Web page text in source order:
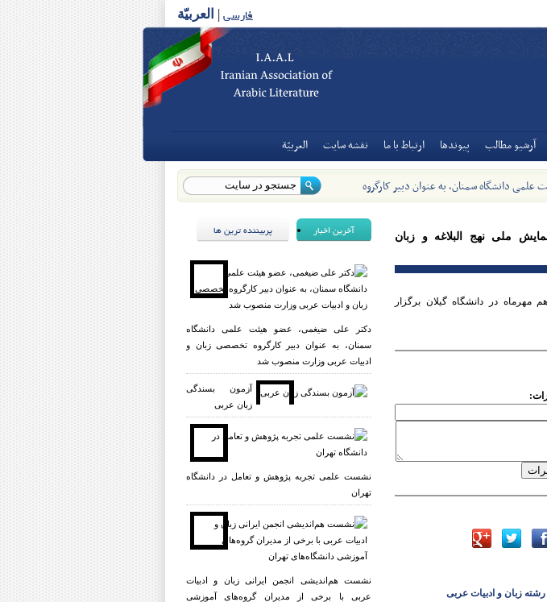
فارسی | العربیّة
آرشيو مطالب پیوندها ارتباط با ما نقشه سايت العربيّة
دانشگاه سمنان، به عنوان دبیر کارگروه
ملی نهج البلاغه و زبان
در دانشگاه گیلان برگزار
زبان و ادبیات عربی
آخرین اخبار پربیننده ترین ها
دکتر علی ضیغمی، عضو هیئت علمی دانشگاه
سمنان، به عنوان دبیر کارگروه تخصصی زبان و
ادبیات عربی وزارت منصوب شد
آزمون بسندگی
زبان عربی
نشست علمی تجربه پژوهش و تعامل در دانشگاه
تهران
نشست هم‌اندیشی انجمن ایرانی زبان و ادبیات
عربی با برخی از مدیران گروه‌های آموزشی